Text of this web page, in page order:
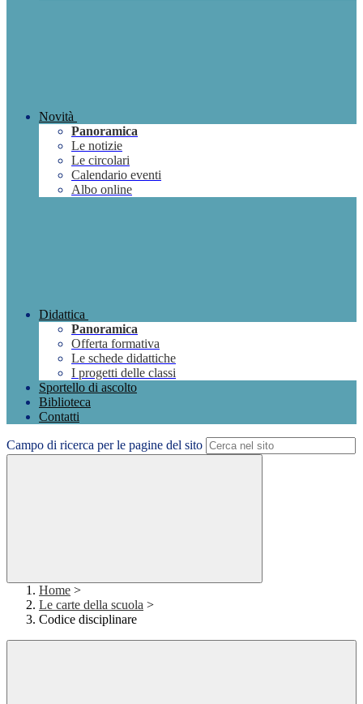
Novità
Panoramica
Le notizie
Le circolari
Calendario eventi
Albo online
Didattica
Panoramica
Offerta formativa
Le schede didattiche
I progetti delle classi
Sportello di ascolto
Biblioteca
Contatti
Campo di ricerca per le pagine del sito
Home >
Le carte della scuola >
Codice disciplinare